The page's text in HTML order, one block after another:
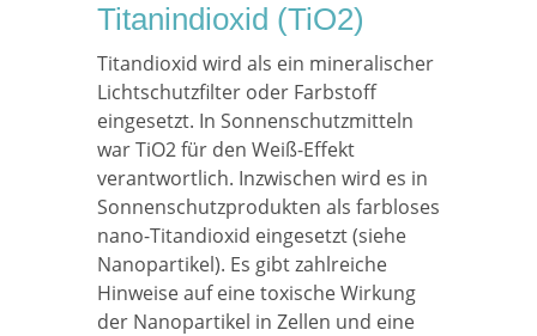
Titanindioxid (TiO2)
Titandioxid wird als ein mineralischer
Lichtschutzfilter oder Farbstoff
eingesetzt. In Sonnenschutzmitteln
war TiO2 für den Weiß-Effekt
verantwortlich. Inzwischen wird es in
Sonnenschutzprodukten als farbloses
nano-Titandioxid eingesetzt (siehe
Nanopartikel). Es gibt zahlreiche
Hinweise auf eine toxische Wirkung
der Nanopartikel in Zellen und eine